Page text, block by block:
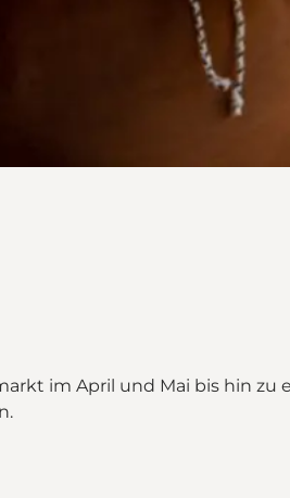
im April und Mai bis hin